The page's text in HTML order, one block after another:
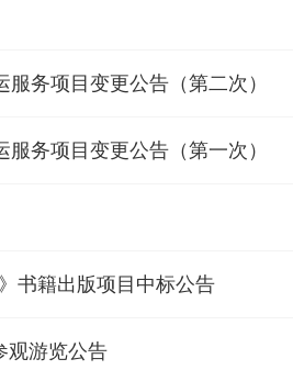
务项目变更公告（第二次）
务项目变更公告（第一次）
书籍出版项目中标公告
观游览公告